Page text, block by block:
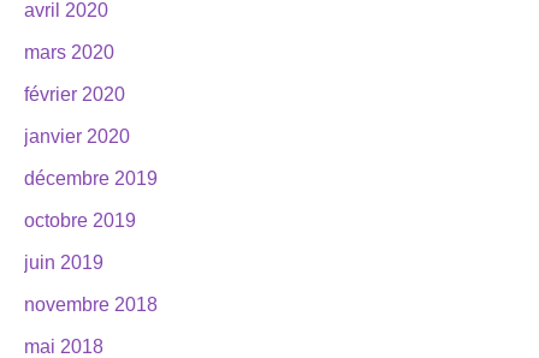
avril 2020
mars 2020
février 2020
janvier 2020
décembre 2019
octobre 2019
juin 2019
novembre 2018
mai 2018